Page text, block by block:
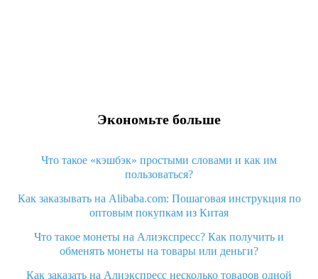
Экономьте больше
Что такое «кэшбэк» простыми словами и как им
пользоваться?
Как заказывать на Alibaba.com: Пошаговая инструкция по
оптовым покупкам из Китая
Что такое монеты на Алиэкспресс? Как получить и
обменять монеты на товары или деньги?
Как заказать на Алиэкспресс несколько товаров одной